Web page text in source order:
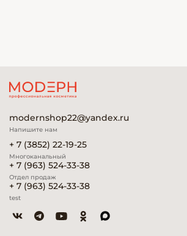
modernshop22@yandex.ru
Напишите нам
+ 7 (3852) 22-19-25
Многоканальный
+ 7 (963) 524-33-38
Отдел продаж
+ 7 (963) 524-33-38
test